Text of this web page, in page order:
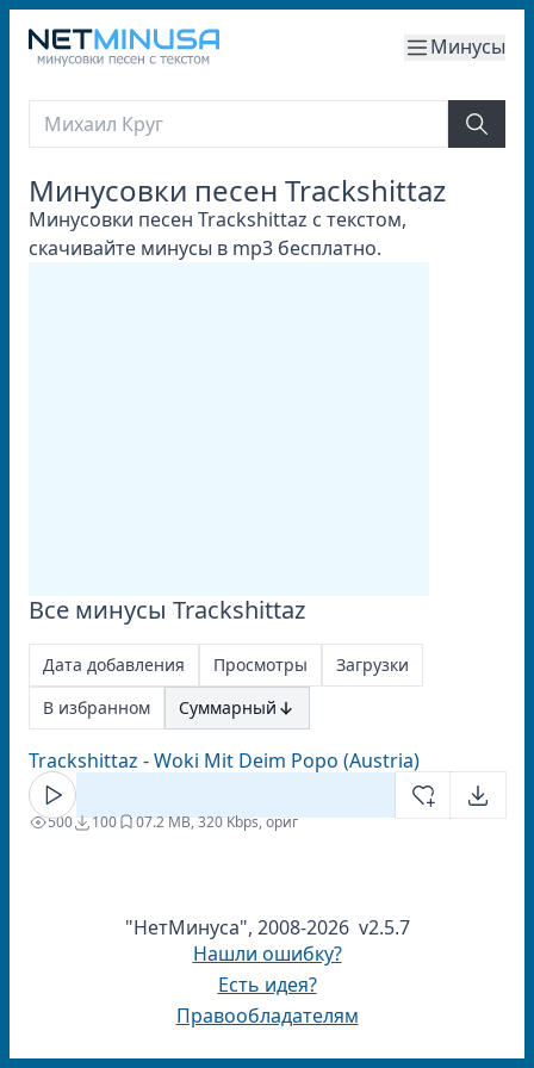
Минусы
Минусовки песен Trackshittaz
Минусовки песен Trackshittaz с текстом,
скачивайте минусы в mp3 бесплатно.
Все минусы Trackshittaz
Дата добавления Просмотры
Загрузки
В избранном
Суммарный
Trackshittaz - Woki Mit Deim Popo (Austria)
500 100 07.2 MB, 320 Kbps, ориг
"НетМинуса", 2008-2026 v2.5.7
Нашли ошибку?
Есть идея?
Правообладателям